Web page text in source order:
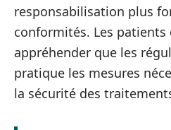
responsabilisation plus
conformités. Les
appréhender que les
pratique les mesures
la sécurité des